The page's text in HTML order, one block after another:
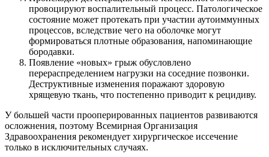
провоцируют воспалительный процесс. Патологическое
состояние может протекать при участии аутоиммунных
процессов, вследствие чего на оболочке могут
формироваться плотные образования, напоминающие
бородавки.
Появление «новых» грыж обусловлено
перераспределением нагрузки на соседние позвонки.
Деструктивные изменения поражают здоровую
хрящевую ткань, что постепенно приводит к рецидиву.
У большей части прооперированных пациентов развиваются
осложнения, поэтому Всемирная Организация
Здравоохранения рекомендует хирургическое иссечение
только в исключительных случаях.